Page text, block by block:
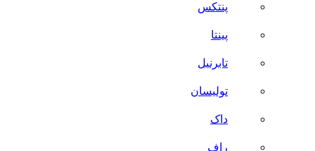
پنتکس
پینتا
تابرنیل
تولیسان
داک
راف